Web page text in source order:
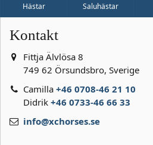
Hästar Saluhästar
Kontakt
Fittja Älvlösa 8
749 62 Örsundsbro, Sverige
Camilla+46 0708-46 21 10
Didrik+46 0733-46 66 33
info@xchorses.se